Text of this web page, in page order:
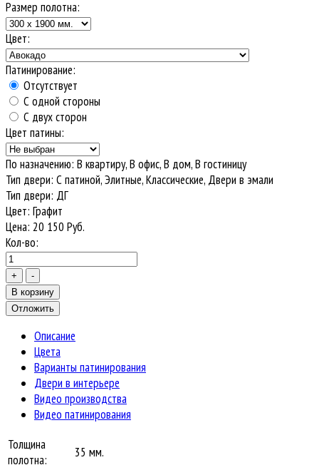
Размер полотна:
Цвет:
Патинирование:
Отсутствует
С одной стороны
С двух сторон
Цвет патины:
По назначению: В квартиру, В офис, В дом, В гостиницу
Тип двери: С патиной, Элитные, Классические, Двери в эмали
Тип двери: ДГ
Цвет: Графит
Цена: 20 150 Руб.
Кол-во:
Описание
Цвета
Варианты патинирования
Двери в интерьере
Видео производства
Видео патинирования
Толщина
полотна:
35 мм.